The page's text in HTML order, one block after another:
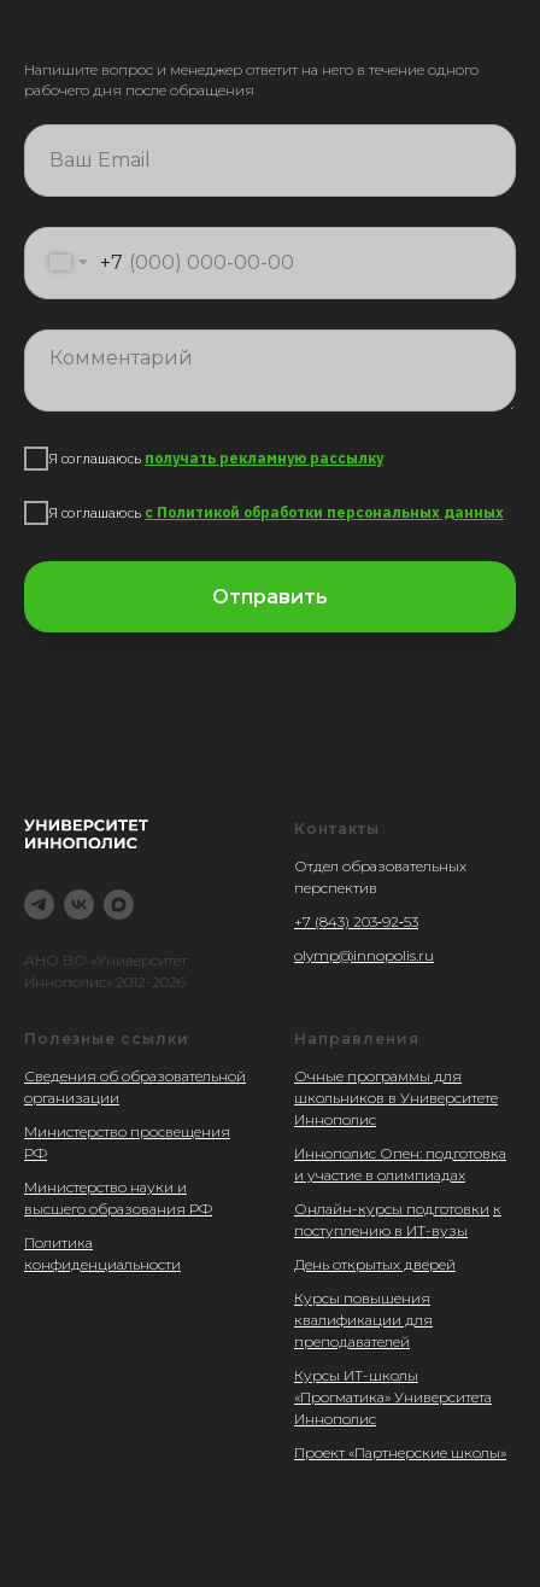
Напишите вопрос и менеджер ответит на него в течение одного
рабочего дня после обращения
+7
Я соглашаюсь получать рекламную рассылку
Я соглашаюсь с Политикой обработки персональных данных
Отправить
АНО ВО «Университет
Иннополис» 2012-2026
Контакты
Отдел образовательных
перспектив
+7 (843) 203‑92‑53
olymp@innopolis.ru
Полезные ссылки
Сведения об образовательной
организации
Министерство просвещения
РФ
Министерство науки и
высшего образования РФ
Политика
конфиденциальности
Направления
Очные программы для
школьников в Университете
Иннополис
Иннополис Опен: подготовка
и участие в олимпиадах
Онлайн-курсы подготовки к
поступлению в ИТ-вузы
День открытых дверей
Курсы повышения
квалификации для
преподавателей
Курсы ИТ-школы
«Прогматика» Университета
Иннополис
Проект «Партнерские школы»